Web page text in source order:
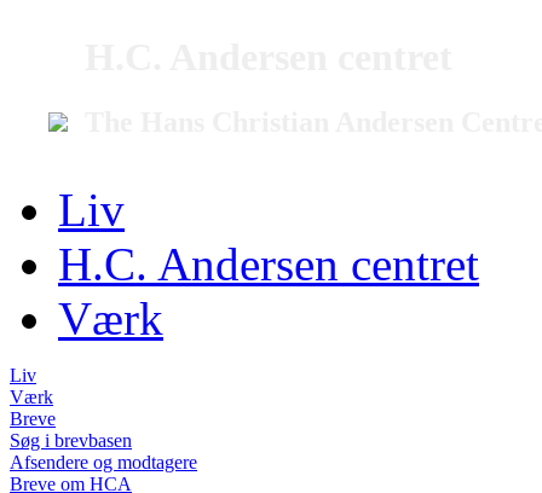
Liv
H.C. Andersen centret
Værk
Liv
Værk
Breve
Søg i brevbasen
Afsendere og modtagere
Breve om HCA